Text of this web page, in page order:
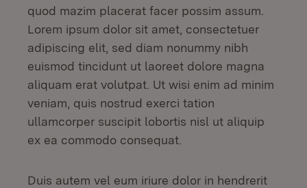
quod mazim placerat facer possim assum.
Lorem ipsum dolor sit amet, consectetuer
adipiscing elit, sed diam nonummy nibh
euismod tincidunt ut laoreet dolore magna
aliquam erat volutpat. Ut wisi enim ad minim
veniam, quis nostrud exerci tation
ullamcorper suscipit lobortis nisl ut aliquip
ex ea commodo consequat.
Duis autem vel eum iriure dolor in hendrerit